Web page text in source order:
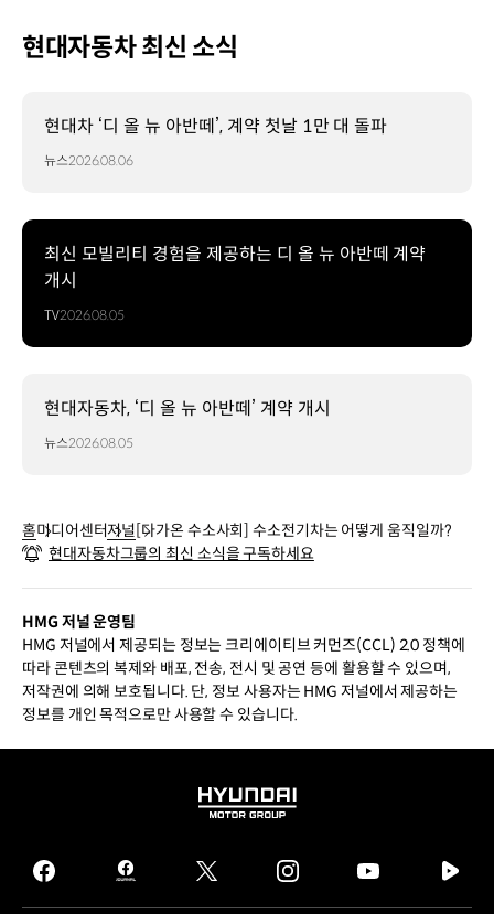
현대자동차 최신 소식
현대차 ‘디 올 뉴 아반떼’, 계약 첫날 1만 대 돌파
뉴스2026.08.06
최신 모빌리티 경험을 제공하는 디 올 뉴 아반떼 계약
개시
TV2026.08.05
현대자동차, ‘디 올 뉴 아반떼’ 계약 개시
뉴스2026.08.05
홈미디어센터저널 [다가온 수소사회] 수소전기차는 어떻게 움직일까?
현대자동차그룹의 최신 소식을 구독하세요
HMG 저널 운영팀
HMG 저널에서 제공되는 정보는 크리에이티브 커먼즈(CCL) 2.0 정책에
따라 콘텐츠의 복제와 배포, 전송, 전시 및 공연 등에 활용할 수 있으며,
저작권에 의해 보호됩니다. 단, 정보 사용자는 HMG 저널에서 제공하는
정보를 개인 목적으로만 사용할 수 있습니다.
HYUNDAI
GROUP
facebook
hmg
journal
twitter instagram
tv